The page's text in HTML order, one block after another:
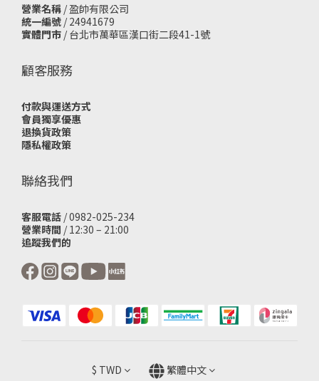
營業名稱 / 盈帥有限公司
統一編號 / 24941679
實體門市 / 台北市萬華區漢口街二段41-1號
顧客服務
付款與運送方式
會員獨享優惠
退換貨政策
隱私權政策
聯絡我們
客服電話 / 0982-025-234
營業時間 / 12:30 – 21:00
追蹤我們的
$ TWD 繁體中文